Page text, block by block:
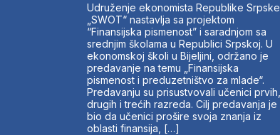
Udruženje ekonomista Republike Srpske
„SWOT“ nastavlja sa projektom
“Finansijska pismenost” i saradnjom sa
srednjim školama u Republici Srpskoj. U
ekonomskoj školi u Bijeljini, održano je
predavanje na temu „Finansijska
pismenost i preduzetništvo za mlade“.
Predavanju su prisustvovali učenici prvih,
drugih i trećih razreda. Cilj predavanja je
bio da učenici prošire svoja znanja iz
oblasti finansija, […]